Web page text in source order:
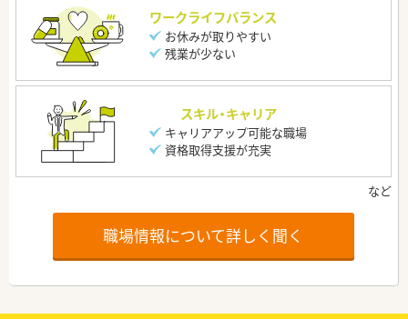
ワークライフバランス
お休みが取りやすい
残業が少ない
スキル・キャリア
キャリアアップ可能な職場
資格取得支援が充実
職場情報について詳しく聞く